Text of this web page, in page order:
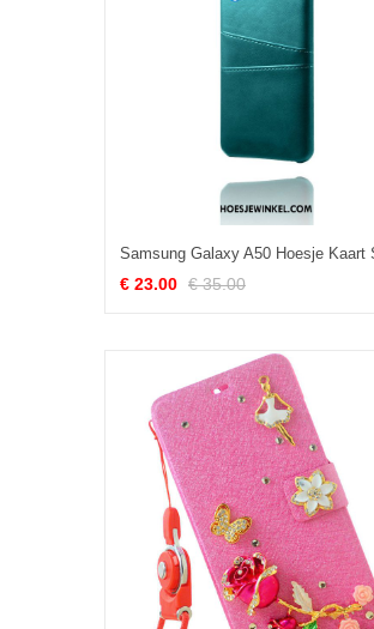
€ 23.00 € 35.00